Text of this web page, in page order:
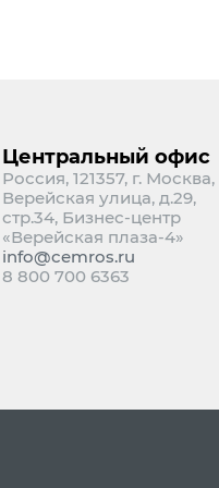
Центральный офис
Россия, 121357, г. Москва,
Верейская улица, д.29,
стр.34, Бизнес-центр
«Верейская плаза-4»
info@cemros.ru
8 800 700 6363